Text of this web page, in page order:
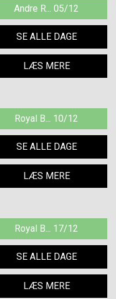
Andre R... 05/12
SE ALLE DAGE
LÆS MERE
Royal B... 10/12
SE ALLE DAGE
LÆS MERE
Royal B... 17/12
SE ALLE DAGE
LÆS MERE